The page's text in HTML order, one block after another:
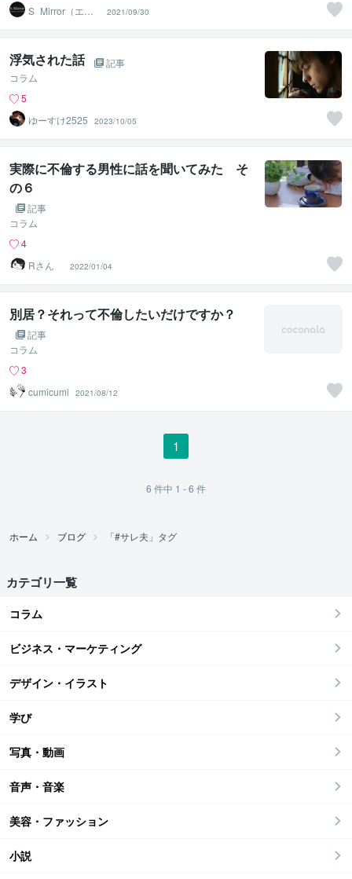
S_Mirror（エ
ス・ミラー）
2021/09/30
浮気された話
記事
コラム
5
ゆーすけ2525
2023/10/05
実際に不倫する男性に話を聞いてみた そ
の６
記事
コラム
4
Rさん
2022/01/04
別居？それって不倫したいだけですか？
記事
コラム
3
cumicumi
2021/08/12
1
6 件中 1 - 6 件
ホーム ブログ 「#サレ夫」タグ
カテゴリ一覧
コラム
ビジネス・マーケティング
デザイン・イラスト
学び
写真・動画
音声・音楽
美容・ファッション
小説